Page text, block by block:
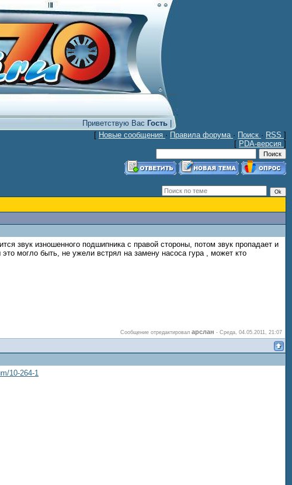
Приветствую Вас Гость|
[ Новые сообщения · Правила форума · Поиск · RSS ]
[ PDA-версия ]
звук изношенного подшипника с правой стороны, потом звук пропадает и
могло быть, не ужели встрял на замену насоса гура , может кто
Сообщение отредактировал арслан - Среда, 04.05.2011, 21:07
10-264-1